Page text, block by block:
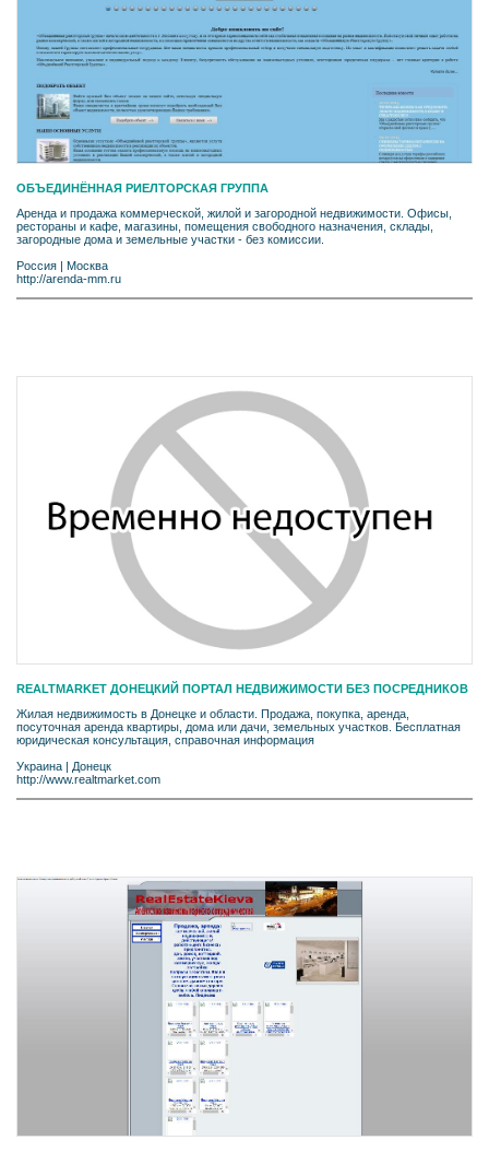
ОБЪЕДИНЁННАЯ РИЕЛТОРСКАЯ ГРУППА
Аренда и продажа коммерческой, жилой и загородной недвижимости. Офисы,
рестораны и кафе, магазины, помещения свободного назначения, склады,
загородные дома и земельные участки - без комиссии.
Россия | Москва
http://arenda-mm.ru
REALTMARKET ДОНЕЦКИЙ ПОРТАЛ НЕДВИЖИМОСТИ БЕЗ ПОСРЕДНИКОВ
Жилая недвижимость в Донецке и области. Продажа, покупка, аренда,
посуточная аренда квартиры, дома или дачи, земельных участков. Бесплатная
юридическая консультация, справочная информация
Украина | Донецк
http://www.realtmarket.com